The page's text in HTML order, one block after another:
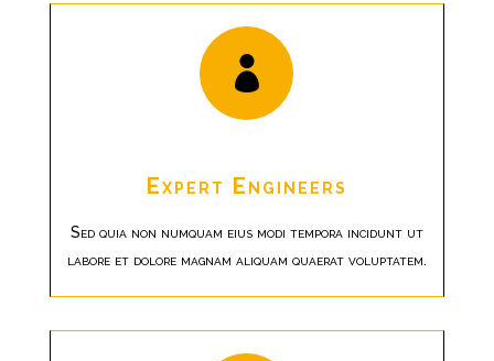

Expert Engineers
Sed quia non numquam eius modi tempora incidunt ut
labore et dolore magnam aliquam quaerat voluptatem.